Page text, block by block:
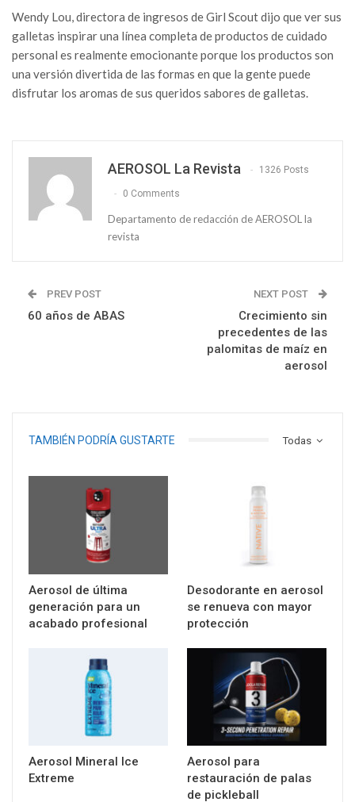
Wendy Lou, directora de ingresos de Girl Scout dijo que ver sus
galletas inspirar una línea completa de productos de cuidado
personal es realmente emocionante porque los productos son
una versión divertida de las formas en que la gente puede
disfrutar los aromas de sus queridos sabores de galletas.
AEROSOL La Revista 1326 Posts
0 Comments
Departamento de redacción de AEROSOL la
revista
PREV POST
60 años de ABAS
NEXT POST
Crecimiento sin
precedentes de las
palomitas de maíz en
aerosol
Todas
TAMBIÉN PODRÍA GUSTARTE
Aerosol de última
generación para un
acabado profesional
Desodorante en aerosol
se renueva con mayor
protección
Aerosol Mineral Ice
Extreme
Aerosol para
restauración de palas
de pickleball